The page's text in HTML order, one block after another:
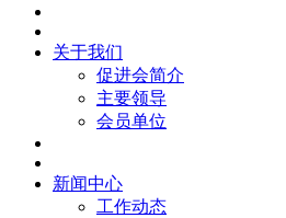
关于我们
促进会简介
主要领导
会员单位
新闻中心
工作动态